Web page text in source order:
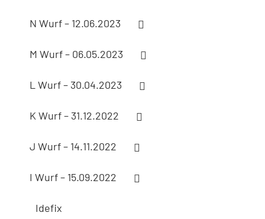
N Wurf – 12.06.2023
M Wurf – 06.05.2023
L Wurf – 30.04.2023
K Wurf – 31.12.2022
J Wurf – 14.11.2022
I Wurf – 15.09.2022
Idefix